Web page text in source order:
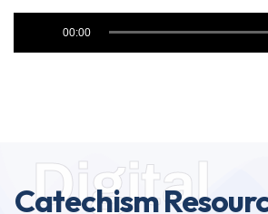
00:00
Digital
Catechism